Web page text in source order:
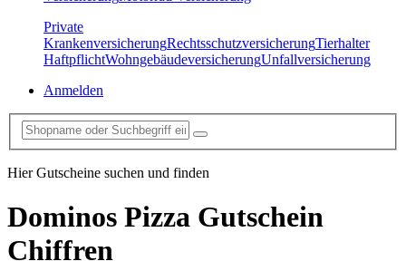
Private
KrankenversicherungRechtsschutzversicherungTierhalter
HaftpflichtWohngebäudeversicherungUnfallversicherung
Anmelden
Hier Gutscheine suchen und finden
Dominos Pizza Gutschein
Chiffren